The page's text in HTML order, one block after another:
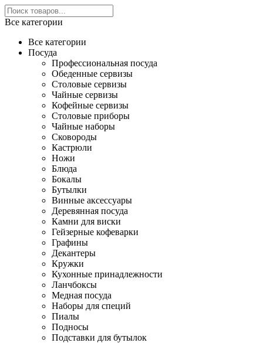
Все категории
Все категории
Посуда
Профессиональная посуда
Обеденные сервизы
Столовые сервизы
Чайные сервизы
Кофейные сервизы
Столовые приборы
Чайные наборы
Сковороды
Кастрюли
Ножи
Блюда
Бокалы
Бутылки
Винные аксессуары
Деревянная посуда
Камни для виски
Гейзерные кофеварки
Графины
Декантеры
Кружки
Кухонные принадлежности
Ланчбоксы
Медная посуда
Наборы для специй
Пиалы
Подносы
Подставки для бутылок